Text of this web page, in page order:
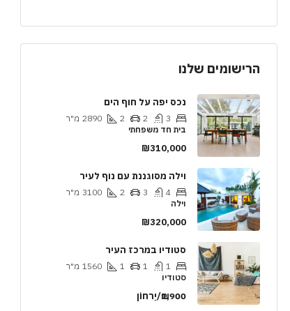
הרישומים שלנו
נכס יפה על חוף הים
3
2
2
2890 מ"ר
בית חד משפחתי
₪310,000
וילה מסוגננת עם נוף לעיר
4
3
2
3100 מ"ר
וילה
₪320,000
סטודיו במרכז העיר
1
1
1
1560 מ"ר
סטודיו
₪1,900/יַרחוֹן